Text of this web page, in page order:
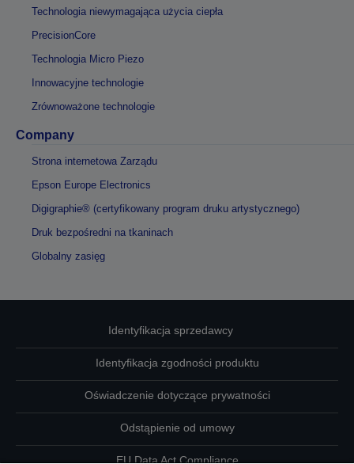
Technologia niewymagająca użycia ciepła
PrecisionCore
Technologia Micro Piezo
Innowacyjne technologie
Zrównoważone technologie
Company
Strona internetowa Zarządu
Epson Europe Electronics
Digigraphie® (certyfikowany program druku artystycznego)
Druk bezpośredni na tkaninach
Globalny zasięg
Identyfikacja sprzedawcy
Identyfikacja zgodności produktu
Oświadczenie dotyczące prywatności
Odstąpienie od umowy
EU Data Act Compliance